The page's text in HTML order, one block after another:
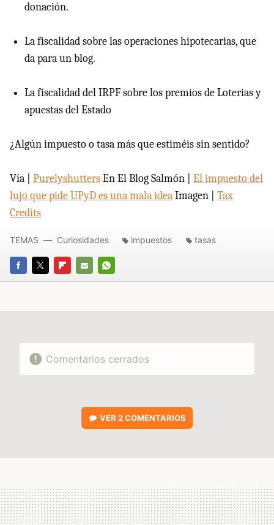
donación.
La fiscalidad sobre las operaciones hipotecarias, que
da para un blog.
La fiscalidad del IRPF sobre los premios de Loterias y
apuestas del Estado
¿Algún impuesto o tasa más que estiméis sin sentido?
Vía | PurelyshuttersEn El Blog Salmón | El impuesto del
lujo que pide UPyD es una mala ideaImagen | Tax
Credits
FACEBOOK
TWITTERFLIPBOARD
E-
WHATSAPP
TEMAS Curiosidades impuestos tasas
Comentarios cerrados
VER2 COMENTARIOS